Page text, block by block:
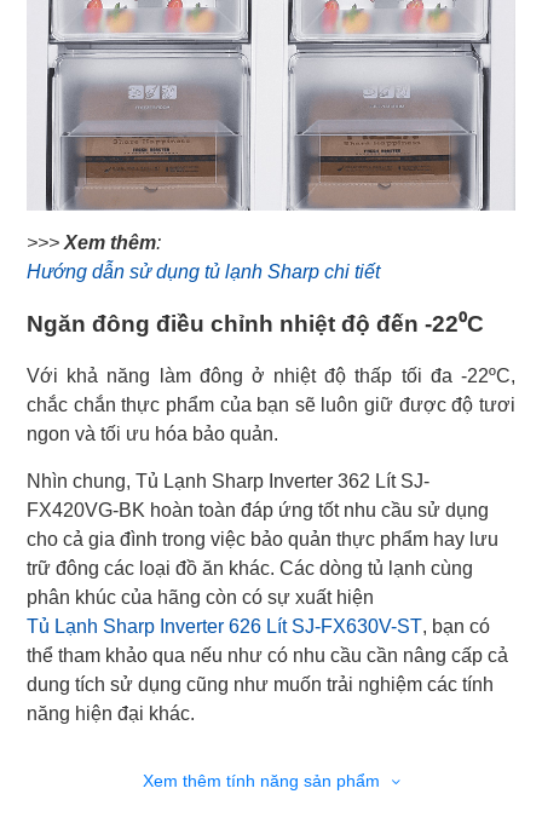
>>>Xem thêm:
Hướng dẫn sử dụng tủ lạnh Sharp chi tiết
Ngăn đông điều chỉnh nhiệt độ đến -22⁰C
Với khả năng làm đông ở nhiệt độ thấp tối đa -22ºC,
chắc chắn thực phẩm của bạn sẽ luôn giữ được độ tươi
ngon và tối ưu hóa bảo quản.
Nhìn chung, Tủ Lạnh Sharp Inverter 362 Lít SJ-
FX420VG-BK hoàn toàn đáp ứng tốt nhu cầu sử dụng
cho cả gia đình trong việc bảo quản thực phẩm hay lưu
trữ đông các loại đồ ăn khác. Các dòng tủ lạnh cùng
phân khúc của hãng còn có sự xuất hiện
Tủ Lạnh Sharp Inverter 626 Lít SJ-FX630V-ST, bạn có
thể tham khảo qua nếu như có nhu cầu cần nâng cấp cả
dung tích sử dụng cũng như muốn trải nghiệm các tính
năng hiện đại khác.
Xem thêm tính năng sản phẩm